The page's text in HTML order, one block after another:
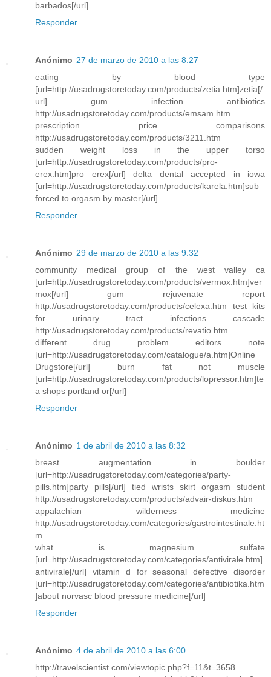
barbados[/url]
Responder
Anónimo 27 de marzo de 2010 a las 8:27
eating by blood type
[url=http://usadrugstoretoday.com/products/zetia.htm]zetia[/
url] gum infection antibiotics
http://usadrugstoretoday.com/products/emsam.htm
prescription price comparisons
http://usadrugstoretoday.com/products/3211.htm
sudden weight loss in the upper torso
[url=http://usadrugstoretoday.com/products/pro-
erex.htm]pro erex[/url] delta dental accepted in iowa
[url=http://usadrugstoretoday.com/products/karela.htm]sub
forced to orgasm by master[/url]
Responder
Anónimo 29 de marzo de 2010 a las 9:32
community medical group of the west valley ca
[url=http://usadrugstoretoday.com/products/vermox.htm]ver
mox[/url] gum rejuvenate report
http://usadrugstoretoday.com/products/celexa.htm test kits
for urinary tract infections cascade
http://usadrugstoretoday.com/products/revatio.htm
different drug problem editors note
[url=http://usadrugstoretoday.com/catalogue/a.htm]Online
Drugstore[/url] burn fat not muscle
[url=http://usadrugstoretoday.com/products/lopressor.htm]te
a shops portland or[/url]
Responder
Anónimo 1 de abril de 2010 a las 8:32
breast augmentation in boulder
[url=http://usadrugstoretoday.com/categories/party-
pills.htm]party pills[/url] tied wrists skirt orgasm student
http://usadrugstoretoday.com/products/advair-diskus.htm
appalachian wilderness medicine
http://usadrugstoretoday.com/categories/gastrointestinale.ht
m
what is magnesium sulfate
[url=http://usadrugstoretoday.com/categories/antivirale.htm]
antivirale[/url] vitamin d for seasonal defective disorder
[url=http://usadrugstoretoday.com/categories/antibiotika.htm
]about norvasc blood pressure medicine[/url]
Responder
Anónimo 4 de abril de 2010 a las 6:00
http://travelscientist.com/viewtopic.php?f=11&t=3658